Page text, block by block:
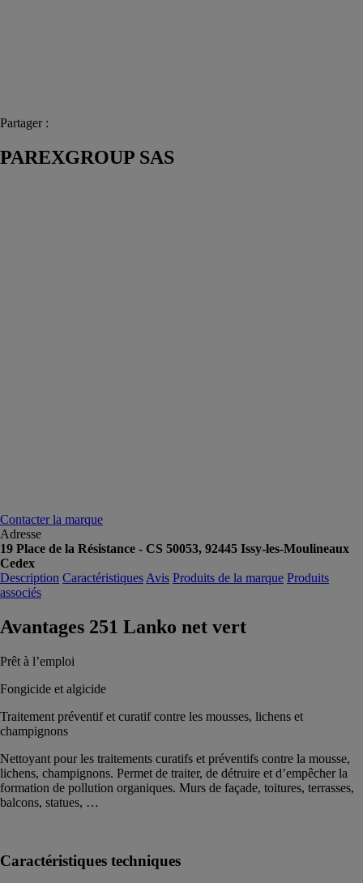
Partager :
PAREXGROUP SAS
Contacter la marque
Adresse
19 Place de la Résistance - CS 50053, 92445 Issy-les-Moulineaux
Cedex
Description Caractéristiques Avis Produits de la marque Produits
associés
Avantages 251 Lanko net vert
Prêt à l’emploi
Fongicide et algicide
Traitement préventif et curatif contre les mousses, lichens et
champignons
Nettoyant pour les traitements curatifs et préventifs contre la mousse,
lichens, champignons. Permet de traiter, de détruire et d’empêcher la
formation de pollution organiques. Murs de façade, toitures, terrasses,
balcons, statues, …
Caractéristiques techniques